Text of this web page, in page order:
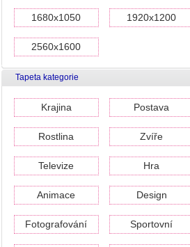
1680x1050 1920x1200
2560x1600
Tapeta kategorie
Krajina Postava
Rostlina Zvíře
Televize Hra
Animace Design
Fotografování Sportovní